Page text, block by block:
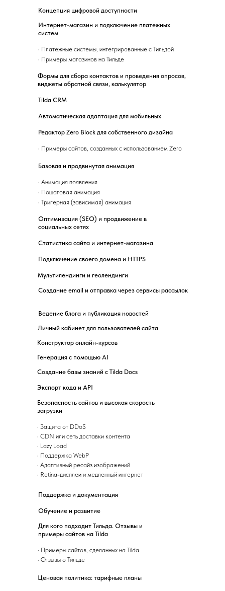
· Защита от DDoS
· CDN или сеть доставки контента
· Lazy Load
· Поддержка WebP
· Адаптивный ресайз изображений
· Retina-дисплеи и медленный интернет
Экспорт кода и API
Безопасность сайтов и высокая скорость
загрузки
Поддержка и документация
Обучение и развитие
Ценовая политика: тарифные планы
Для кого подходит Тильда. Отзывы и
примеры сайтов на Tilda
· Примеры сайтов, сделанных на Tilda
· Отзывы о Тильде
Интернет-магазин и подключение платежных
систем
· Платежные системы, интегрированные с Тильдой
· Примеры магазинов на Тильде
Редактор Zero Block для собственного дизайна
· Примеры сайтов, созданных с использованием Zero
Базовая и продвинутая анимация
· Анимация появления
· Пошаговая анимация
· Тригерная (зависимая) анимация
Формы для сбора контактов и проведения опросов,
виджеты обратной связи, калькулятор
Tilda CRM
Автоматическая адаптация для мобильных
Оптимизация (SEO) и продвижение в
социальных сетях
Статистика сайта и интернет-магазина
Подключение своего домена и HTTPS
Создание email и отправка через сервисы рассылок
Мультилендинги и геолендинги
Ведение блога и публикация новостей
Создание базы знаний с Tilda Docs
Личный кабинет для пользователей сайта
Генерация с помощью AI
Конструктор онлайн-курсов
Концепция цифровой доступности